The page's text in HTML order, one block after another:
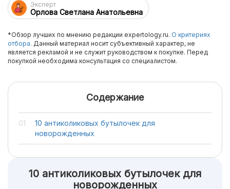
Эксперт
Орлова Светлана Анатольевна
*Обзор лучших по мнению редакции expertology.ru. О критериях
отбора. Данный материал носит субъективный характер, не
является рекламой и не служит руководством к покупке. Перед
покупкой необходима консультация со специалистом.
Содержание
10 антиколиковых бутылочек для
новорожденных
10 антиколиковых бутылочек для
новорожденных